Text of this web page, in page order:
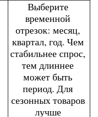
Выберите
временной
отрезок: месяц,
квартал, год. Чем
стабильнее спрос,
тем длиннее
может быть
период. Для
сезонных товаров
лучше